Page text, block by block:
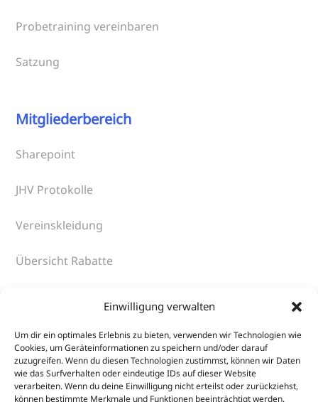
Einwilligung verwalten
Um dir ein optimales Erlebnis zu bieten, verwenden wir Technologien wie
Cookies, um Geräteinformationen zu speichern und/oder darauf
zuzugreifen. Wenn du diesen Technologien zustimmst, können wir Daten
wie das Surfverhalten oder eindeutige IDs auf dieser Website
verarbeiten. Wenn du deine Einwilligung nicht erteilst oder zurückziehst,
können bestimmte Merkmale und Funktionen beeinträchtigt werden.
Probetraining vereinbaren
Satzung
Mitgliederbereich
Sharepoint
JHV Protokolle
Vereinskleidung
Übersicht Rabatte
Verschiedenes
Aktuelles